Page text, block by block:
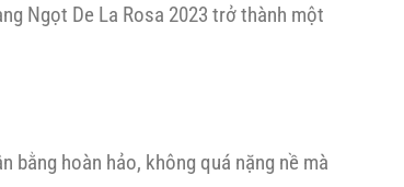
Ngọt De La Rosa 2023 trở thành một
bằng hoàn hảo, không quá nặng nề mà